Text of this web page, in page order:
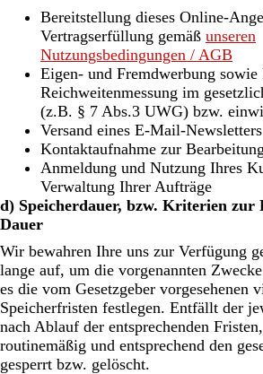
Bereitstellung dieses Online-
Vertragserfüllung gemäß unseren
Nutzungsbedingungen / AGB
Eigen- und Fremdwerbung
Reichweitenmessung im
(z.B. § 7 Abs.3 UWG) bzw.
Versand eines E-Mail-Newsletters
Kontaktaufnahme zur
Anmeldung und Nutzung Ihres
Verwaltung Ihrer Aufträge
d) Speicherdauer, bzw. Kriterien zur
Dauer
Wir bewahren Ihre uns zur Verfügung
lange auf, um die vorgenannten
es die vom Gesetzgeber vorgesehenen
Speicherfristen festlegen. Entfällt der
nach Ablauf der entsprechenden
routinemäßig und entsprechend den
gesperrt bzw. gelöscht.